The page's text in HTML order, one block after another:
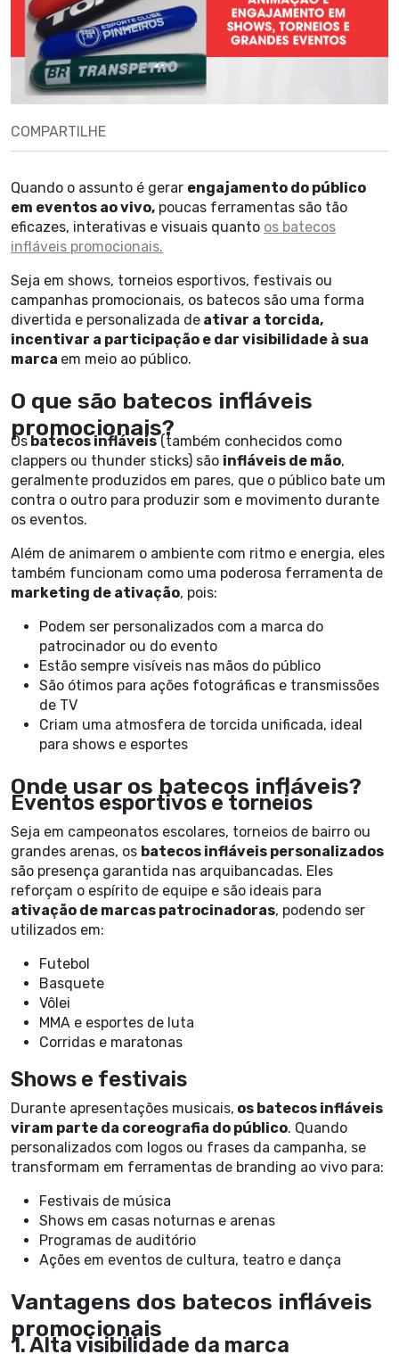
COMPARTILHE
Quando o assunto é gerar engajamento do público
em eventos ao vivo, poucas ferramentas são tão
eficazes, interativas e visuais quanto os batecos
infláveis promocionais.
Seja em shows, torneios esportivos, festivais ou
campanhas promocionais, os batecos são uma forma
divertida e personalizada de ativar a torcida,
incentivar a participação e dar visibilidade à sua
marca em meio ao público.
O que são batecos infláveis
promocionais?
Os batecos infláveis (também conhecidos como
clappers ou thunder sticks) são infláveis de mão,
geralmente produzidos em pares, que o público bate um
contra o outro para produzir som e movimento durante
os eventos.
Além de animarem o ambiente com ritmo e energia, eles
também funcionam como uma poderosa ferramenta de
marketing de ativação, pois:
Podem ser personalizados com a marca do
patrocinador ou do evento
Estão sempre visíveis nas mãos do público
São ótimos para ações fotográficas e transmissões
de TV
Criam uma atmosfera de torcida unificada, ideal
para shows e esportes
Onde usar os batecos infláveis?
Eventos esportivos e torneios
Seja em campeonatos escolares, torneios de bairro ou
grandes arenas, os batecos infláveis personalizados
são presença garantida nas arquibancadas. Eles
reforçam o espírito de equipe e são ideais para
ativação de marcas patrocinadoras, podendo ser
utilizados em:
Futebol
Basquete
Vôlei
MMA e esportes de luta
Corridas e maratonas
Shows e festivais
Durante apresentações musicais, os batecos infláveis
viram parte da coreografia do público. Quando
personalizados com logos ou frases da campanha, se
transformam em ferramentas de branding ao vivo para:
Festivais de música
Shows em casas noturnas e arenas
Programas de auditório
Ações em eventos de cultura, teatro e dança
Vantagens dos batecos infláveis
promocionais
1. Alta visibilidade da marca